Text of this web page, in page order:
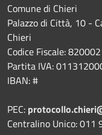
Comune di Chieri
Palazzo di Città, 10 -
Chieri
Codice Fiscale:
Partita IVA:
IBAN: #
PEC:
Centralino Unico: 011